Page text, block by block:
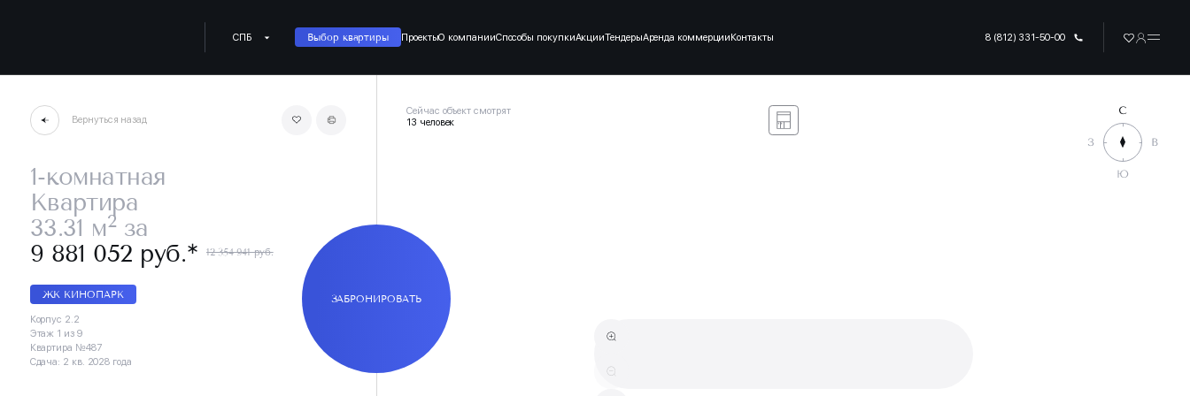
СПБ Выбор квартиры ПроектыО компанииСпособы покупкиАкцииТендерыАренда коммерцииКонтакты 8 (812) 331-50-00
Вернуться назад
1-комнатная
Квартира
33.31 м2за
9 881 052 руб.∗ 12 354 941 руб.
ЖК КИНОПАРК
Корпус 2.2
Этаж 1 из 9
Квартира №487
Сдача: 2 кв. 2028 года
ЗАБРОНИРОВАТЬ
Сейчас объект смотрят
13 человек